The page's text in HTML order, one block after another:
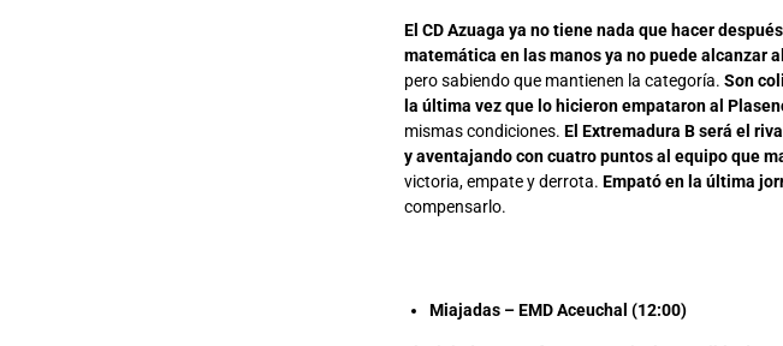
El CD Azuaga ya no tiene nada que hacer
matemática en las manos ya no puede alcanzar
pero sabiendo que mantienen la categoría. Son
la última vez que lo hicieron empataron al
mismas condiciones. El Extremadura B será el
y aventajando con cuatro puntos al equipo que
victoria, empate y derrota. Empató en la última
compensarlo.
Miajadas – EMD Aceuchal (12:00)